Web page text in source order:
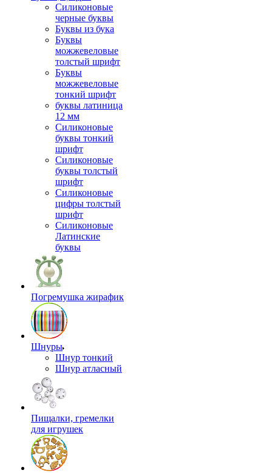
Силиконовые
черные буквы
Буквы из бука
Буквы
можжевеловые
толстый шрифт
Буквы
можжевеловые
тонкий шрифт
буквы латиница
12 мм
Силиконовые
буквы тонкий
шрифт
Силиконовые
буквы толстый
шрифт
Силиконовые
цифры толстый
шрифт
Силиконовые
Латинские
буквы
Погремушка жирафик
Шнуры
Шнур тонкий
Шнур атласный
Пищалки, гремелки
для игрушек